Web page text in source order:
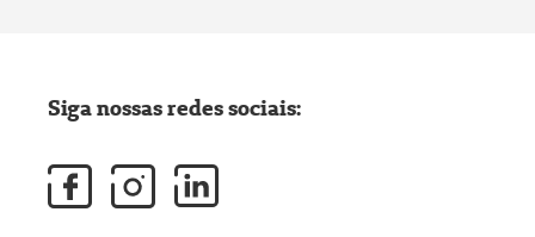
Siga nossas redes sociais: